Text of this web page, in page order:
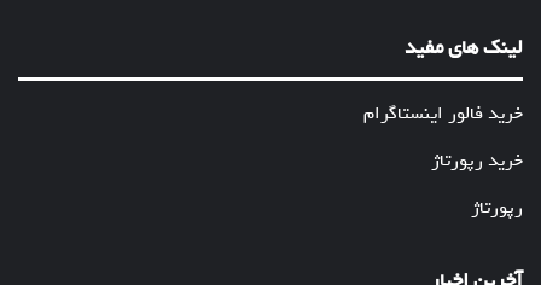
لینک های مفید
خرید فالور اینستاگرام
خرید رپورتاژ
رپورتاژ